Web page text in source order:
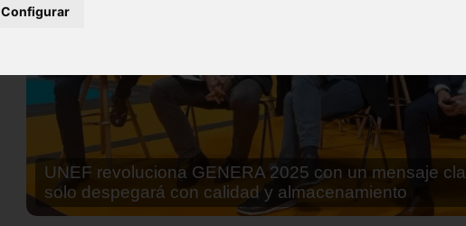
Configurar
En África harán lo que parecía imposible: Utilizarán
cocinar sus alimentos